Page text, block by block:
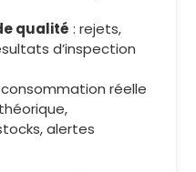
qualité : rejets,
d’inspection
consommation réelle
alertes